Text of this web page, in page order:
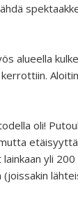
alueella
oli!
yli